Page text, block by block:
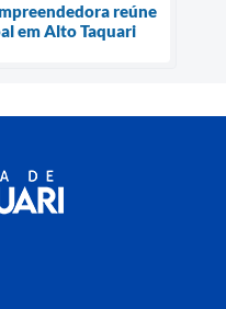
reúne
em Alto Taquari